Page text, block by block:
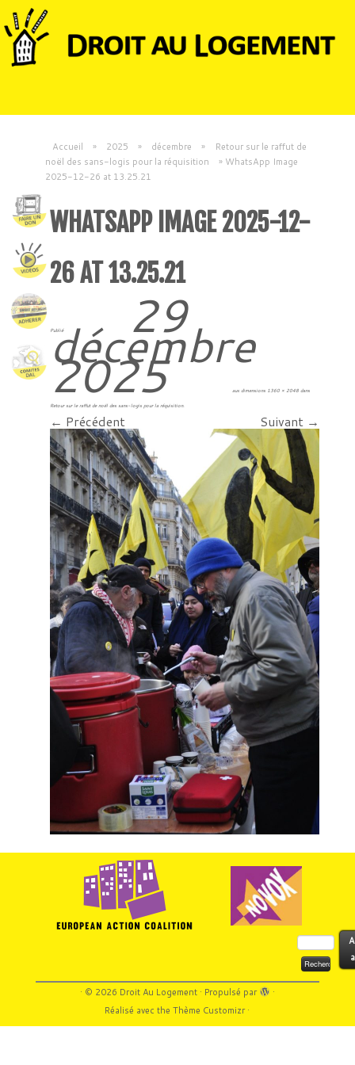
Accueil » 2025 » décembre »
Retour sur le raffut de
noël des sans-logis pour la réquisition
» WhatsApp Image
2025-12-26 at 13.25.21
WHATSAPP IMAGE 2025-12-
26 AT 13.25.21
Publié 29
décembre
2025 aux dimensions 1360 × 2048 dans
Retour sur le raffut de noël des sans-logis pour la réquisition.
← Précédent Suivant →
Rechercher :
· © 2026 Droit Au Logement· Propulsé par
·
Réalisé avec theThème Customizr·